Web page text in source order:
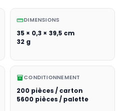
straightenDIMENSIONS
35 × 0,3 × 39,5 cm
32 g
inventory_2CONDITIONNEMENT
200 pièces / carton
5600 pièces / palette